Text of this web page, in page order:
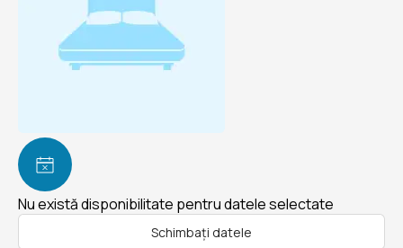
Nu există disponibilitate pentru datele selectate
Schimbați datele